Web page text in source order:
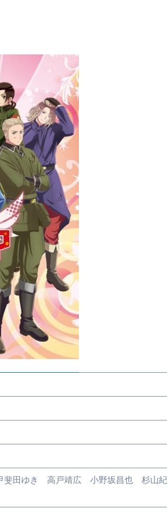
ギオットーネの厨房風景｜料理王国 | 【
田ゆき 高戸靖広 小野坂昌也 杉山紀